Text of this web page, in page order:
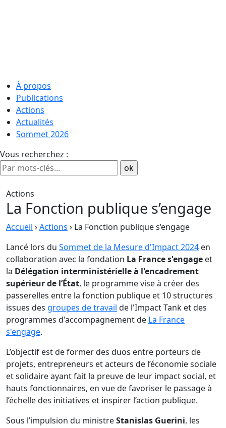
À propos
Publications
Actions
Actualités
Sommet 2026
Vous recherchez :
Actions
La Fonction publique s’engage
Accueil ›Actions › La Fonction publique s’engage
Lancé lors du Sommet de la Mesure d'Impact 2024 en
collaboration avec la fondation La France s'engage et
la Délégation interministérielle à l'encadrement
supérieur de l’État, le programme vise à créer des
passerelles entre la fonction publique et 10 structures
issues des groupes de travail de l'Impact Tank et des
programmes d'accompagnement de La France
s'engage.
L’objectif est de former des duos entre porteurs de
projets, entrepreneurs et acteurs de l’économie sociale
et solidaire ayant fait la preuve de leur impact social, et
hauts fonctionnaires, en vue de favoriser le passage à
l’échelle des initiatives et inspirer l’action publique.
Sous l’impulsion du ministreStanislas Guerini, les